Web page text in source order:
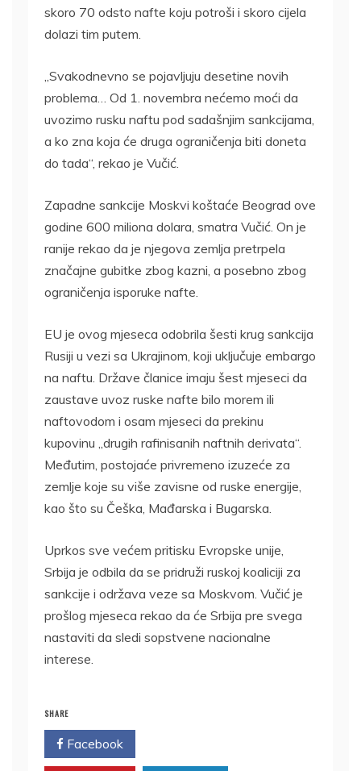
skoro 70 odsto nafte koju potroši i skoro cijela
dolazi tim putem.
„Svakodnevno se pojavljuju desetine novih
problema… Od 1. novembra nećemo moći da
uvozimo rusku naftu pod sadašnjim sankcijama,
a ko zna koja će druga ograničenja biti doneta
do tada“, rekao je Vučić.
Zapadne sankcije Moskvi koštaće Beograd ove
godine 600 miliona dolara, smatra Vučić. On je
ranije rekao da je njegova zemlja pretrpela
značajne gubitke zbog kazni, a posebno zbog
ograničenja isporuke nafte.
EU je ovog mjeseca odobrila šesti krug sankcija
Rusiji u vezi sa Ukrajinom, koji uključuje embargo
na naftu. Države članice imaju šest mjeseci da
zaustave uvoz ruske nafte bilo morem ili
naftovodom i osam mjeseci da prekinu
kupovinu „drugih rafinisanih naftnih derivata“.
Međutim, postojaće privremeno izuzeće za
zemlje koje su više zavisne od ruske energije,
kao što su Češka, Mađarska i Bugarska.
Uprkos sve većem pritisku Evropske unije,
Srbija je odbila da se pridruži ruskoj koaliciji za
sankcije i održava veze sa Moskvom. Vučić je
prošlog mjeseca rekao da će Srbija pre svega
nastaviti da sledi sopstvene nacionalne
interese.
SHARE
Facebook